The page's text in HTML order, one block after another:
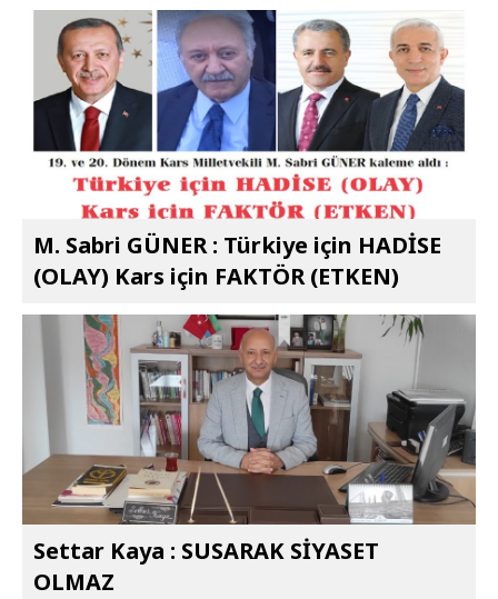
M. Sabri GÜNER : Türkiye için HADİSE
(OLAY) Kars için FAKTÖR (ETKEN)
Settar Kaya : SUSARAK SİYASET
OLMAZ